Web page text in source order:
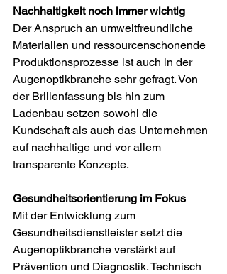
Nachhaltigkeit noch immer wichtig
Der Anspruch an umweltfreundliche
Materialien und ressourcenschonende
Produktionsprozesse ist auch in der
Augenoptikbranche sehr gefragt. Von
der Brillenfassung bis hin zum
Ladenbau setzen sowohl die
Kundschaft als auch das Unternehmen
auf nachhaltige und vor allem
transparente Konzepte.
Gesundheitsorientierung im Fokus
Mit der Entwicklung zum
Gesundheitsdienstleister setzt die
Augenoptikbranche verstärkt auf
Prävention und Diagnostik. Technisch